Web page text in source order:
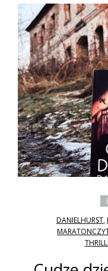
DANIELHURST,